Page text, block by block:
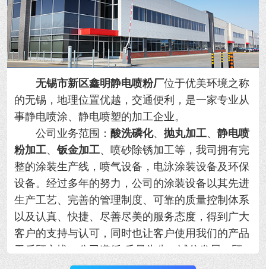
无锡市新区鑫明静电喷粉厂位于优美环境之称
的无锡，地理位置优越，交通便利，是一家专业从
事静电喷涂、静电喷塑的加工企业。
公司业务范围： 酸洗磷化、 抛丸加工、 静电喷
粉加工、钣金加工、喷砂除锈加工等，我司拥有完
整的涂装生产线，喷气设备，电泳涂装设备及环保
设备。经过多年的努力，公司的涂装设备以其先进
生产工艺、完善的管理制度、可靠的质量控制体系
以及认真、快捷、尽善尽美的服务态度，得到广大
客户的支持与认可，同时也让客户使用我们的产品
无后顾之忧。公司遵循“质量为先，诚信发展，顾
客满意。”的方针，以更好的产品和满意的服务奉